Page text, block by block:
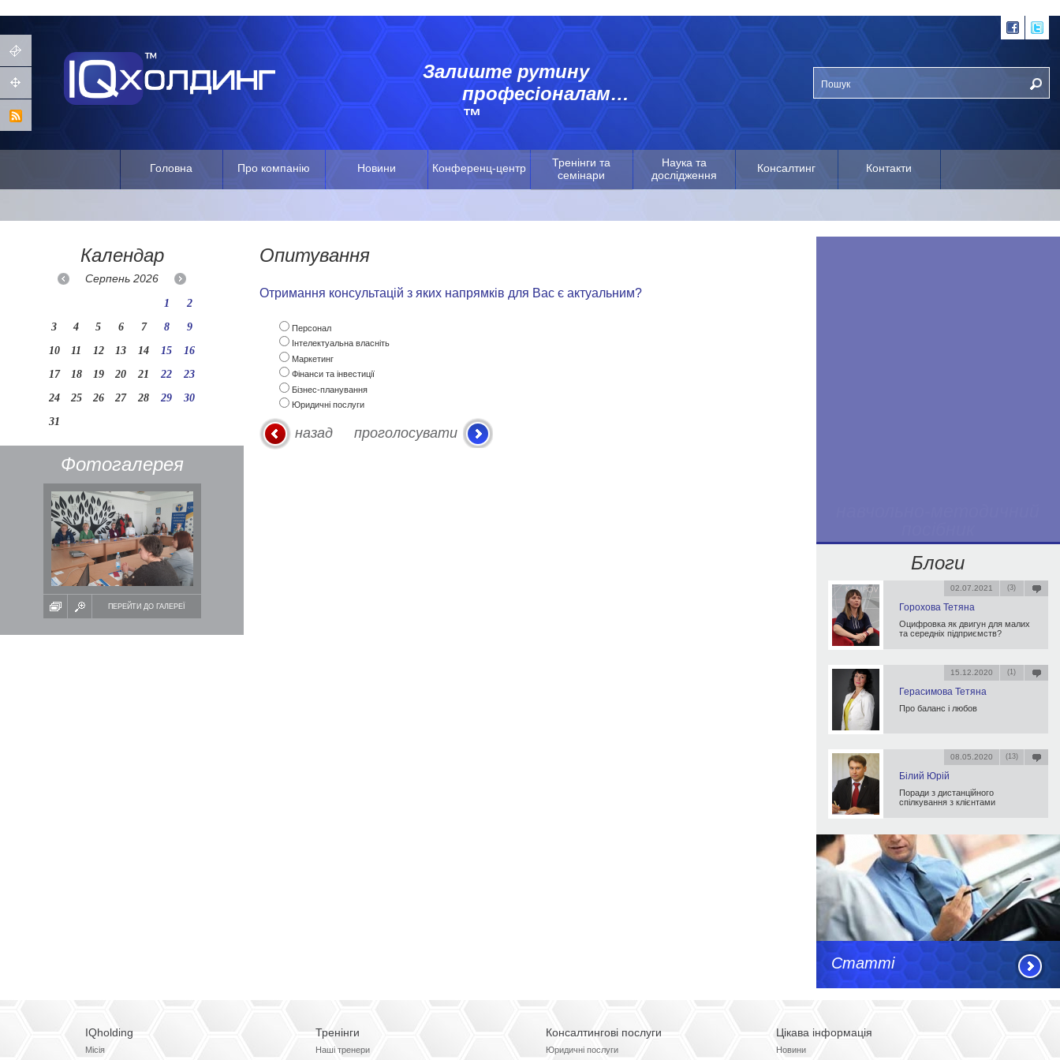
Головна Про компанію Новини Конференц-центр
Тренінги та
семінари
Наука та
дослідження
Консалтинг Контакти
Залиште рутину
професіоналам…
™
Календар
Серпень2026
1
2
3
4 5 6 7 8
9
10
11 12 13 14 15
16
17
18 19 20 21 22
23
24
25 26 27 28 29
30
31
Фотогалерея
ПЕРЕЙТИ ДО ГАЛЕРЕЇ
Опитування
Отримання консультацій з яких напрямків для Вас є актуальним?
Персонал
Інтелектуальна власніть
Маркетинг
Фінанси та інвестиції
Бізнес-планування
Юридичні послуги
Блоги
Горохова Тетяна
02.07.2021 (3)
Оцифровка як двигун для малих
та середніх підприємств?
Герасимова Тетяна
15.12.2020 (1)
Про баланс і любов
Білий Юрій
08.05.2020 (13)
Поради з дистанційного
спілкування з клієнтами
Статті
IQholding
Місія
Тренінги
Наші тренери
Консалтингові послуги
Юридичні послуги
Цікава інформація
Новини